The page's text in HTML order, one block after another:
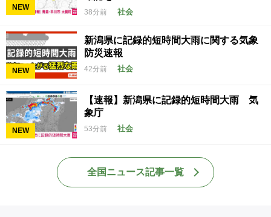
NEW
38分前 社会
NEW
新潟県に記録的短時間大雨に関する気象
防災速報
42分前 社会
NEW
【速報】新潟県に記録的短時間大雨 気
象庁
53分前 社会
全国ニュース記事一覧